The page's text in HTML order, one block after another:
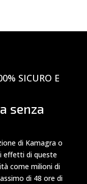
SICURO E
senza
di Kamagra o
effetti di queste
come milioni di
di 48 ore di